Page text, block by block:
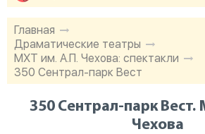
Главная
Драматические театры
МХТ им. А.П. Чехова: спектакли
350 Сентрал-парк Вест
350 Сентрал-парк
Чехова